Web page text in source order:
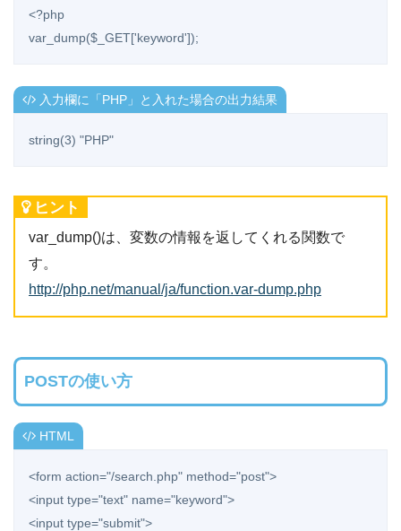
<?php
var_dump($_GET['keyword']);
入力欄に「PHP」と入れた場合の出力結果
string(3) "PHP"
ヒント
var_dump()は、変数の情報を返してくれる関数で
す。
http://php.net/manual/ja/function.var-dump.php
POSTの使い方
HTML
<form action="/search.php" method="post">
<input type="text" name="keyword">
<input type="submit">